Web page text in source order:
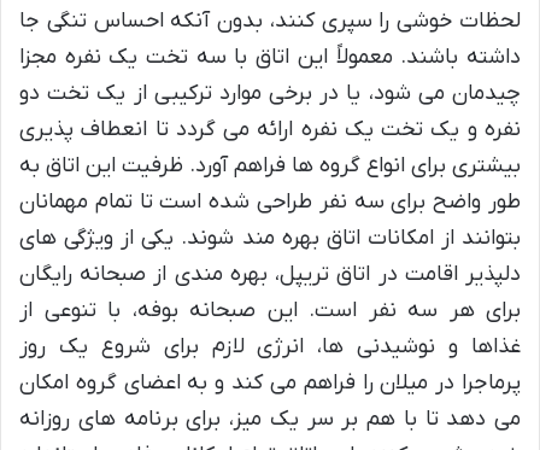
لحظات خوشی را سپری کنند، بدون آنکه احساس تنگی جا
داشته باشند. معمولاً این اتاق با سه تخت یک نفره مجزا
چیدمان می شود، یا در برخی موارد ترکیبی از یک تخت دو
نفره و یک تخت یک نفره ارائه می گردد تا انعطاف پذیری
بیشتری برای انواع گروه ها فراهم آورد. ظرفیت این اتاق به
طور واضح برای سه نفر طراحی شده است تا تمام مهمانان
بتوانند از امکانات اتاق بهره مند شوند. یکی از ویژگی های
دلپذیر اقامت در اتاق تریپل، بهره مندی از صبحانه رایگان
برای هر سه نفر است. این صبحانه بوفه، با تنوعی از
غذاها و نوشیدنی ها، انرژی لازم برای شروع یک روز
پرماجرا در میلان را فراهم می کند و به اعضای گروه امکان
می دهد تا با هم بر سر یک میز، برای برنامه های روزانه